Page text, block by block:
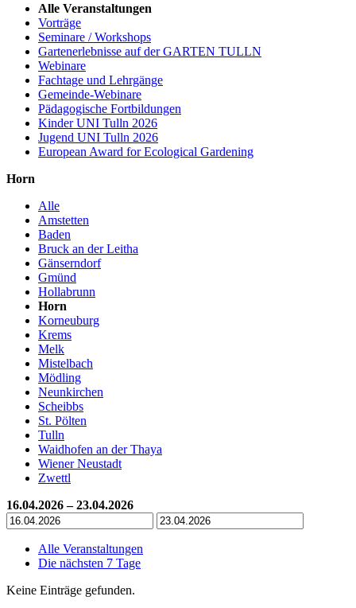
Alle Veranstaltungen
Vorträge
Seminare / Workshops
Gartenerlebnisse auf der GARTEN TULLN
Webinare
Fachtage und Lehrgänge
Gemeinde-Webinare
Pädagogische Fortbildungen
Kinder UNI Tulln 2026
Jugend UNI Tulln 2026
European Award for Ecological Gardening
Horn
Alle
Amstetten
Baden
Bruck an der Leitha
Gänserndorf
Gmünd
Hollabrunn
Horn
Korneuburg
Krems
Melk
Mistelbach
Mödling
Neunkirchen
Scheibbs
St. Pölten
Tulln
Waidhofen an der Thaya
Wiener Neustadt
Zwettl
16.04.2026 – 23.04.2026
Alle Veranstaltungen
Die nächsten 7 Tage
Keine Einträge gefunden.